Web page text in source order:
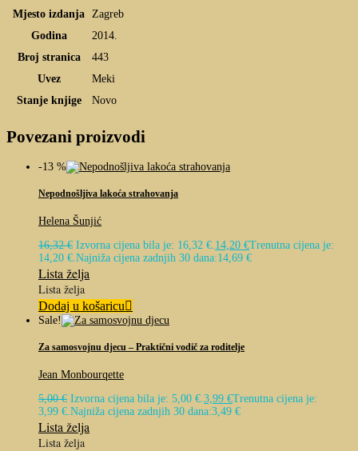
Mjesto izdanja Zagreb
Godina
2014.
Broj stranica
443
Uvez
Meki
Stanje knjige
Novo
Povezani proizvodi
-13 %
Nepodnošljiva lakoća strahovanja
Helena Šunjić
16,32€ Izvorna cijena bila je: 16,32 €. 14,20 €Trenutna cijena je:
14,20 €. Najniža cijena zadnjih 30 dana:14,69 €
Lista želja
Lista želja
Dodaj u košaricu
Sale!
Za samosvojnu djecu – Praktični vodič za roditelje
Jean Monbourqette
5,00€ Izvorna cijena bila je: 5,00 €. 3,99 €Trenutna cijena je:
3,99 €. Najniža cijena zadnjih 30 dana:3,49 €
Lista želja
Lista želja